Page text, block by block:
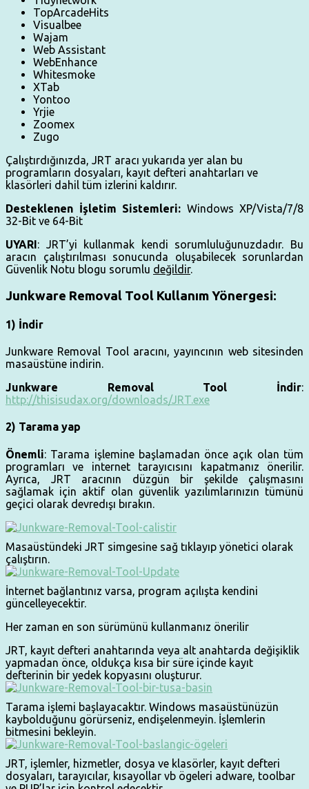
TopArcadeHits
Visualbee
Wajam
Web Assistant
WebEnhance
Whitesmoke
XTab
Yontoo
Yrjie
Zoomex
Zugo
Çalıştırdığınızda, JRT aracı yukarıda yer alan bu
programların dosyaları, kayıt defteri anahtarları ve
klasörleri dahil tüm izlerini kaldırır.
Desteklenen İşletim Sistemleri: Windows XP/Vista/7/8
32-Bit ve 64-Bit
UYARI: JRT’yi kullanmak kendi sorumluluğunuzdadır. Bu
aracın çalıştırılması sonucunda oluşabilecek sorunlardan
Güvenlik Notu blogu sorumlu değildir.
Junkware Removal Tool Kullanım Yönergesi:
1) İndir
Junkware Removal Tool aracını, yayıncının web sitesinden
masaüstüne indirin.
Junkware Removal Tool İndir:
http://thisisudax.org/downloads/JRT.exe
2) Tarama yap
Önemli: Tarama işlemine başlamadan önce açık olan tüm
programları ve internet tarayıcısını kapatmanız önerilir.
Ayrıca, JRT aracının düzgün bir şekilde çalışmasını
sağlamak için aktif olan güvenlik yazılımlarınızın tümünü
geçici olarak devredışı bırakın.
Masaüstündeki JRT simgesine sağ tıklayıp yönetici olarak
çalıştırın.
İnternet bağlantınız varsa, program açılışta kendini
güncelleyecektir.
Her zaman en son sürümünü kullanmanız önerilir
JRT, kayıt defteri anahtarında veya alt anahtarda değişiklik
yapmadan önce, oldukça kısa bir süre içinde kayıt
defterinin bir yedek kopyasını oluşturur.
Tarama işlemi başlayacaktır. Windows masaüstünüzün
kaybolduğunu görürseniz, endişelenmeyin. İşlemlerin
bitmesini bekleyin.
JRT, işlemler, hizmetler, dosya ve klasörler, kayıt defteri
dosyaları, tarayıcılar, kısayollar vb ögeleri adware, toolbar